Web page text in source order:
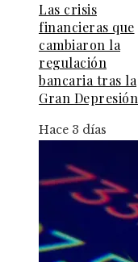
Las crisis
financieras que
cambiaron la
regulación
bancaria tras la
Gran Depresión
Hace 3 días